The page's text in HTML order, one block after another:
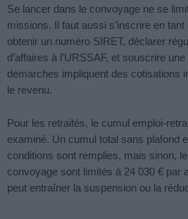
Se lancer dans le convoyage ne se
missions. Il faut aussi s’inscrire en
obtenir un numéro SIRET, déclarer
d’affaires à l’URSSAF, et souscrire
démarches impliquent des cotisations
le revenu.
Pour les retraités, le cumul emploi-
examiné. Un cumul total sans plafond
conditions sont remplies, mais sinon,
convoyage sont limités à 24 030 € par
peut entraîner la suspension ou la